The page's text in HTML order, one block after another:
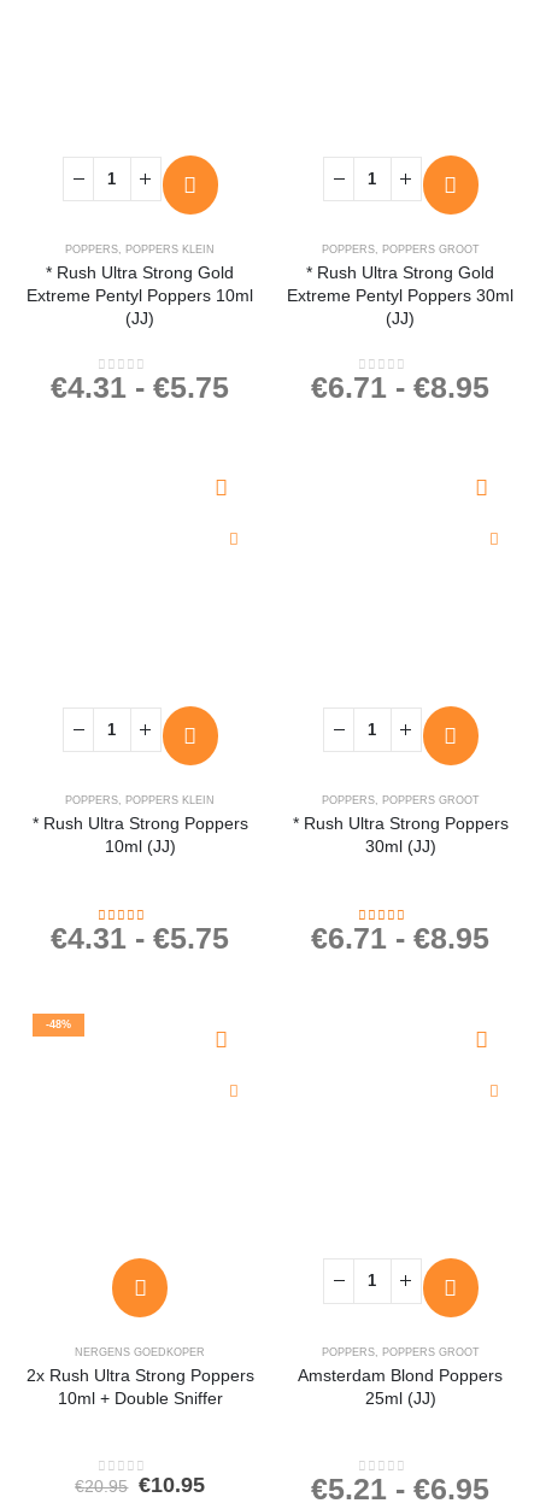
POPPERS, POPPERS KLEIN
* Rush Ultra Strong Gold
Extreme Pentyl Poppers 10ml
(JJ)
0out of 5
€4.31 - €5.75
POPPERS, POPPERS GROOT
* Rush Ultra Strong Gold
Extreme Pentyl Poppers 30ml
(JJ)
0out of 5
€6.71 - €8.95
POPPERS, POPPERS KLEIN
* Rush Ultra Strong Poppers
10ml (JJ)
4.40 out of 5
€4.31 - €5.75
POPPERS, POPPERS GROOT
* Rush Ultra Strong Poppers
30ml (JJ)
4.22 out of 5
€6.71 - €8.95
-48%
NERGENS GOEDKOPER
2x Rush Ultra Strong Poppers
10ml + Double Sniffer
0out of 5
€20.95 Oorspronkelijke
€10.95Huidige
POPPERS, POPPERS GROOT
Amsterdam Blond Poppers
25ml (JJ)
0out of 5
€5.21 - €6.95